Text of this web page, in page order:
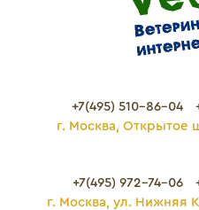
+7(495) 510-86-04
г. Москва, Открытое
+7(495) 972-74-06
г. Москва, ул. Нижняя